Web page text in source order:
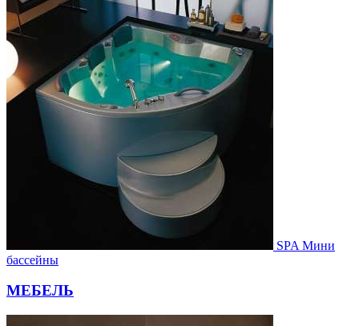
SPA Мини
бассейны
МЕБЕЛЬ